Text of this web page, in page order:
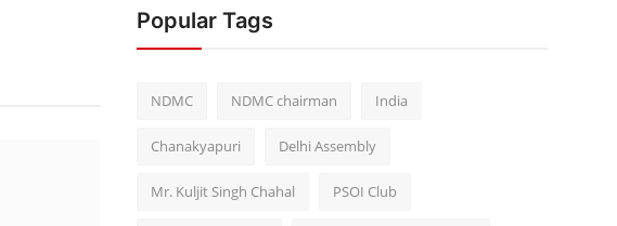
Popular Tags
NDMC NDMC chairman India
Chanakyapuri Delhi Assembly
Mr. Kuljit Singh Chahal PSOI Club